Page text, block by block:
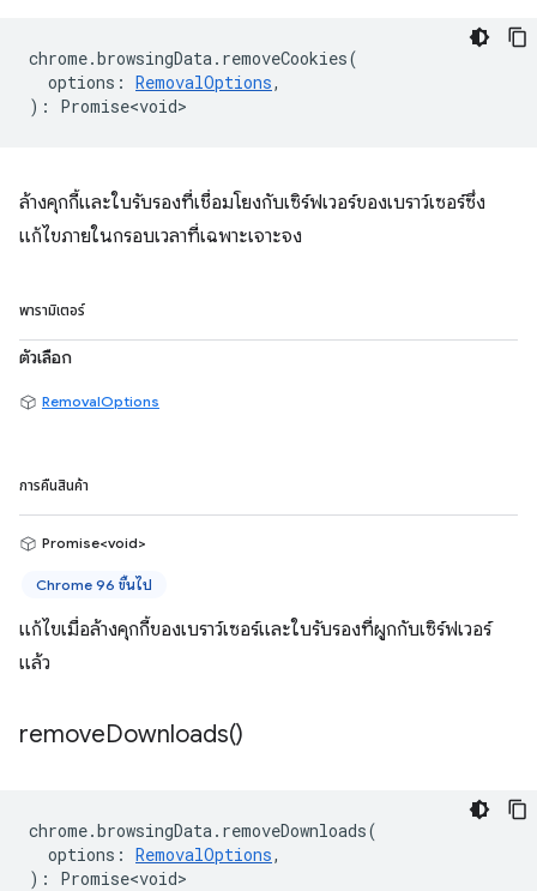
chrome.browsingData. removeCookies(
options : RemovalOptions,
) : Promise<void>
ล้างคุกกี้และใบรับรองที่เชื่อมโยงกับเซิร์ฟเวอร์ของเบราว์เซอร์ซึ่ง
แก้ไขภายในกรอบเวลาที่เฉพาะเจาะจง
พารามิเตอร์
ตัวเลือก
RemovalOptions
การคืนสินค้า
Promise<void>
Chrome 96 ขึ้นไป
แก้ไขเมื่อล้างคุกกี้ของเบราว์เซอร์และใบรับรองที่ผูกกับเซิร์ฟเวอร์
แล้ว
removeDownloads()
chrome.browsingData. removeDownloads(
options : RemovalOptions,
) : Promise<void>